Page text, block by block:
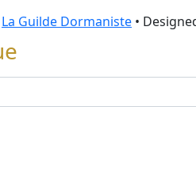
La Guilde Dormaniste •